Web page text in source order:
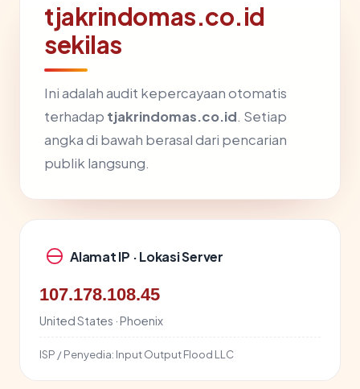
tjakrindomas.co.id
sekilas
Ini adalah audit kepercayaan otomatis
terhadap tjakrindomas.co.id. Setiap
angka di bawah berasal dari pencarian
publik langsung.
Alamat IP · Lokasi Server
107.178.108.45
United States · Phoenix
ISP / Penyedia: Input Output Flood LLC